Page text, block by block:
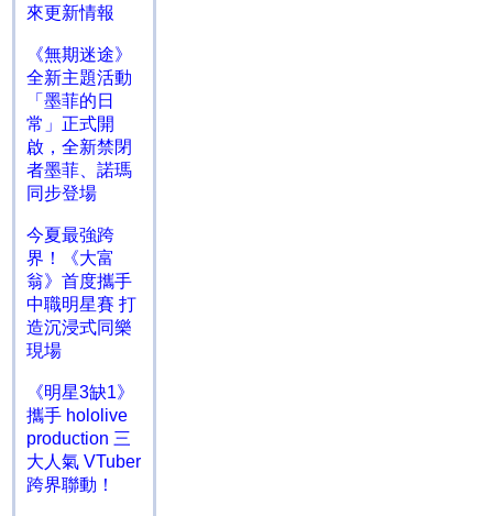
來更新情報
《無期迷途》
全新主題活動
「墨菲的日
常」正式開
啟，全新禁閉
者墨菲、諾瑪
同步登場
今夏最強跨
界！《大富
翁》首度攜手
中職明星賽 打
造沉浸式同樂
現場
《明星3缺1》
攜手 hololive
production 三
大人氣 VTuber
跨界聯動！